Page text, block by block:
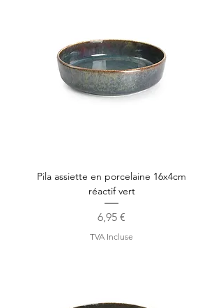
Pila assiette en porcelaine 16x4cm
réactif vert
Prix
6,95 €
TVA Incluse